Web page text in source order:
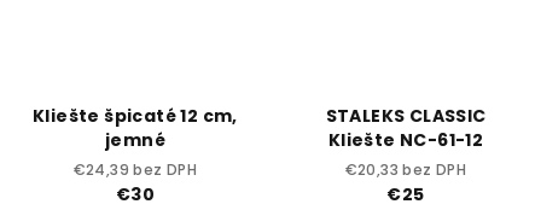
Kliešte špicaté 12 cm,
jemné
€24,39 bez DPH
€30
STALEKS CLASSIC
Kliešte NC-61-12
€20,33 bez DPH
€25